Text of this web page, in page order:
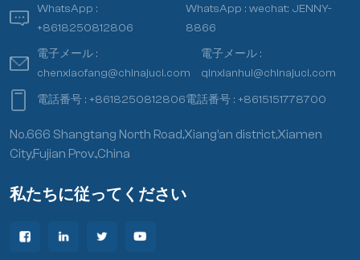
WhatsApp :
+8618250812806
WhatsApp :wechat: JENNY-
8866
電子メール :
chenxiaofang@chinajuci.com
電子メール :
qinxianhui@chinajuci.com
電話番号 :+8618250812806電話番号 :+8615151778700
No.666 Shangtang North Road,Xiang’an district,Xiamen
City,Fujian Prov.,China
私たちに従ってください